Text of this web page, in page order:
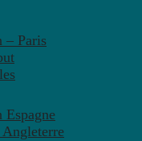
– Paris
Espagne